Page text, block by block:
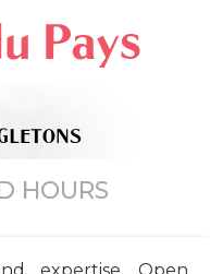
Pays
HOURS